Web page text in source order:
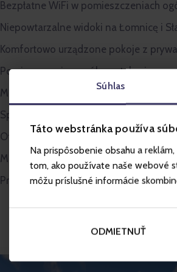
Súhlas
Táto webstránka používa
Na prispôsobenie obsahu a
tom, ako používate naše webové
môžu príslušné informácie
ODMIETNUŤ
Bezpłatne WiFi w pomieszczeniach
Niepowtarzalne widoki na Łomnicę i
Komfortowo urządzone pokoje z
Pomieszczenia wspólne z telewizorem
Możliwość wypożyczenia gier
Sprzedaż akcesoriów w recepcji
Oferta napojów i przekąsek oraz pizzy
Możliwość pobytu ze zwierzęciem
Przechowalnia bagażu i sprzętu